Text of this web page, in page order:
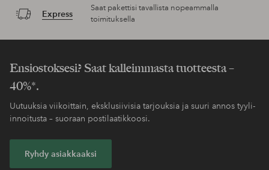
Express
Saat pakettisi tavallista nopeammalla
toimituksella
Ensiostoksesi? Saat kalleimmasta tuotteesta –
40%*.
Uutuuksia viikoittain, eksklusiivisia tarjouksia ja suuri annos tyyli-
innoitusta – suoraan postilaatikkoosi.
Ryhdy asiakkaaksi